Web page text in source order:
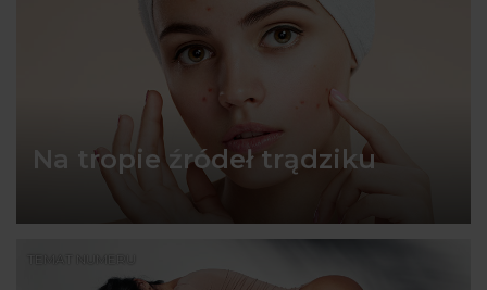
Na tropie źródeł trądziku
TEMAT NUMERU